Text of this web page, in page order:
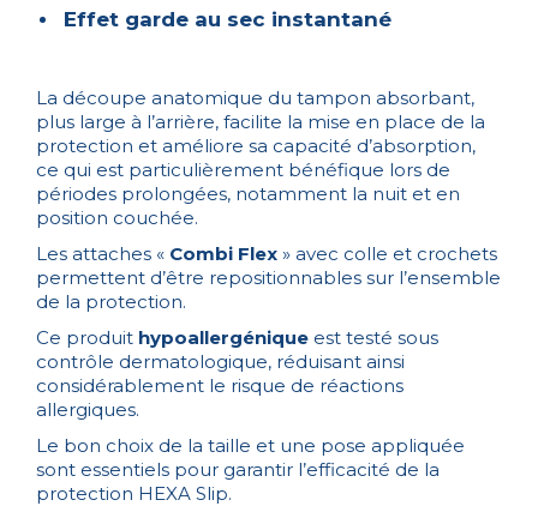
Effet garde au sec instantané
La découpe anatomique du tampon absorbant,
plus large à l’arrière, facilite la mise en place de la
protection et améliore sa capacité d’absorption,
ce qui est particulièrement bénéfique lors de
périodes prolongées, notamment la nuit et en
position couchée.
Les attaches « Combi Flex » avec colle et crochets
permettent d’être repositionnables sur l’ensemble
de la protection.
Ce produit hypoallergénique est testé sous
contrôle dermatologique, réduisant ainsi
considérablement le risque de réactions
allergiques.
Le bon choix de la taille et une pose appliquée
sont essentiels pour garantir l’efficacité de la
protection HEXA Slip.